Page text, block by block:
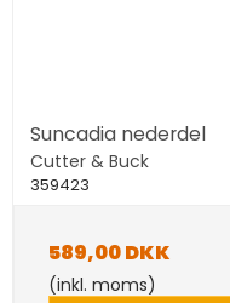
Suncadia nederdel
Cutter & Buck
359423
589,00 DKK
(inkl. moms)